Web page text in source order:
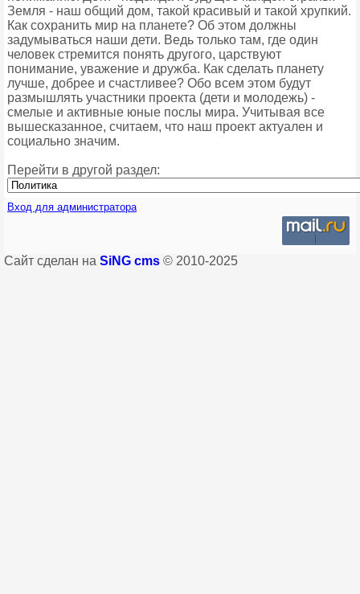
Земля - наш общий дом, такой красивый и такой хрупкий.
Как сохранить мир на планете? Об этом должны
задумываться наши дети. Ведь только там, где один
человек стремится понять другого, царствуют
понимание, уважение и дружба. Как сделать планету
лучше, добрее и счастливее? Обо всем этом будут
размышлять участники проекта (дети и молодежь) -
смелые и активные юные послы мира. Учитывая все
вышесказанное, считаем, что наш проект актуален и
социально значим.
Перейти в другой раздел:
Вход для администратора
Сайт сделан на SiNG cms © 2010-2025